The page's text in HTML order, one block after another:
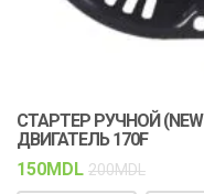
СТАРТЕР РУЧНОЙ
ДВИГАТЕЛЬ 170F
150MDL 200MDL